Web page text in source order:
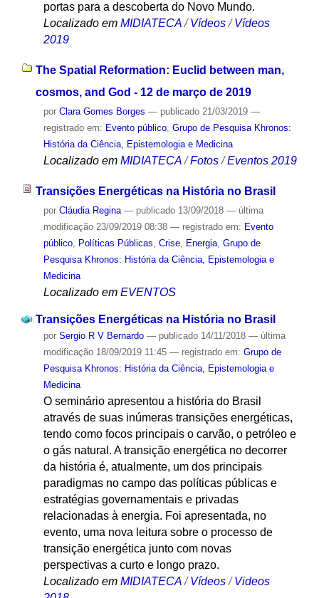
portas para a descoberta do Novo Mundo.
Localizado em MIDIATECA /Vídeos /Vídeos
2019
The Spatial Reformation: Euclid between man,
cosmos, and God - 12 de março de 2019
por Clara Gomes Borges — publicado21/03/2019 —
registrado em: Evento público, Grupo de Pesquisa Khronos:
História da Ciência, Epistemologia e Medicina
Localizado em MIDIATECA /Fotos /Eventos 2019
Transições Energéticas na História no Brasil
por Cláudia Regina — publicado13/09/2018 — última
modificação23/09/2019 08:38 — registrado em: Evento
público, Políticas Públicas Crise, Energia, Grupo de
Pesquisa Khronos: História da Ciência, Epistemologia e
Medicina
Localizado em EVENTOS
Transições Energéticas na História no Brasil
por Sergio R V Bernardo — publicado14/11/2018 — última
modificação18/09/2019 11:45 — registrado em: Grupo de
Pesquisa Khronos: História da Ciência, Epistemologia e
Medicina
O seminário apresentou a história do Brasil
através de suas inúmeras transições energéticas,
tendo como focos principais o carvão, o petróleo e
o gás natural. A transição energética no decorrer
da história é, atualmente, um dos principais
paradigmas no campo das políticas públicas e
estratégias governamentais e privadas
relacionadas à energia. Foi apresentada, no
evento, uma nova leitura sobre o processo de
transição energética junto com novas
perspectivas a curto e longo prazo.
Localizado em MIDIATECA / Vídeos / Videos